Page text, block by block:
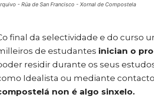
- Rúa de San Francisco - Xornal de Compostela
final da selectividade e do curso
de estudantes inician o
residir durante os seus
Idealista ou mediante
non é algo sinxelo.